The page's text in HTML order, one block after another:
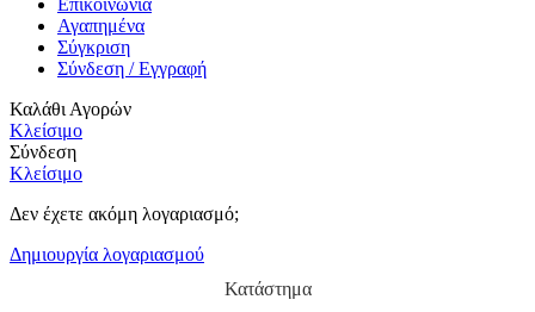
Επικοινωνία
Αγαπημένα
Σύγκριση
Σύνδεση / Εγγραφή
Καλάθι Αγορών
Κλείσιμο
Σύνδεση
Κλείσιμο
Δεν έχετε ακόμη λογαριασμό;
Δημιουργία λογαριασμού
Κατάστημα